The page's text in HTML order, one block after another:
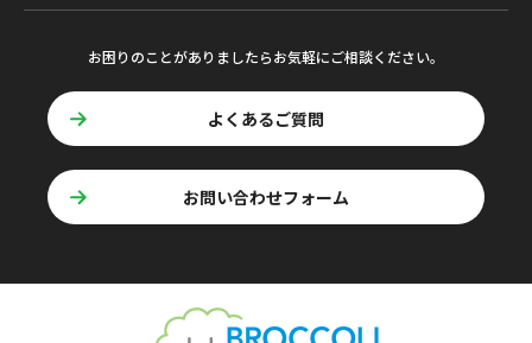
お困りのことがありましたらお気軽にご相談ください。
よくあるご質問
お問い合わせフォーム